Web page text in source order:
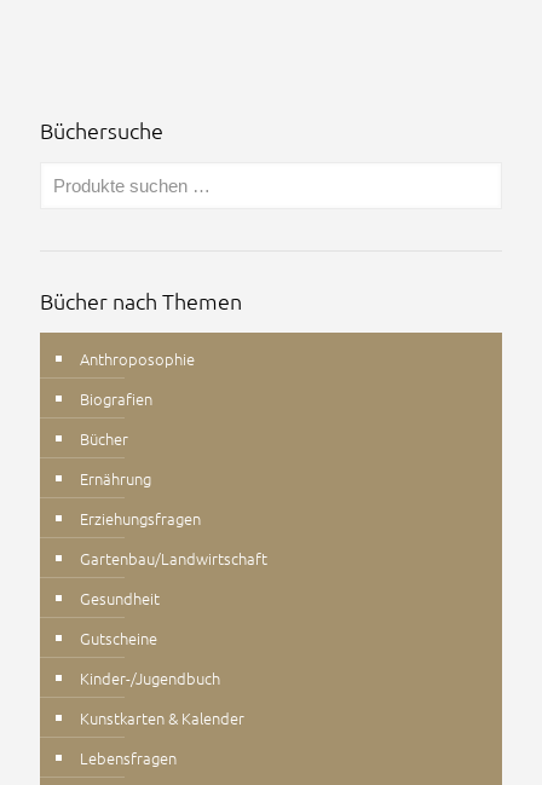
Büchersuche
Bücher nach Themen
Anthroposophie
Biografien
Bücher
Ernährung
Erziehungsfragen
Gartenbau/Landwirtschaft
Gesundheit
Gutscheine
Kinder-/Jugendbuch
Kunstkarten & Kalender
Lebensfragen